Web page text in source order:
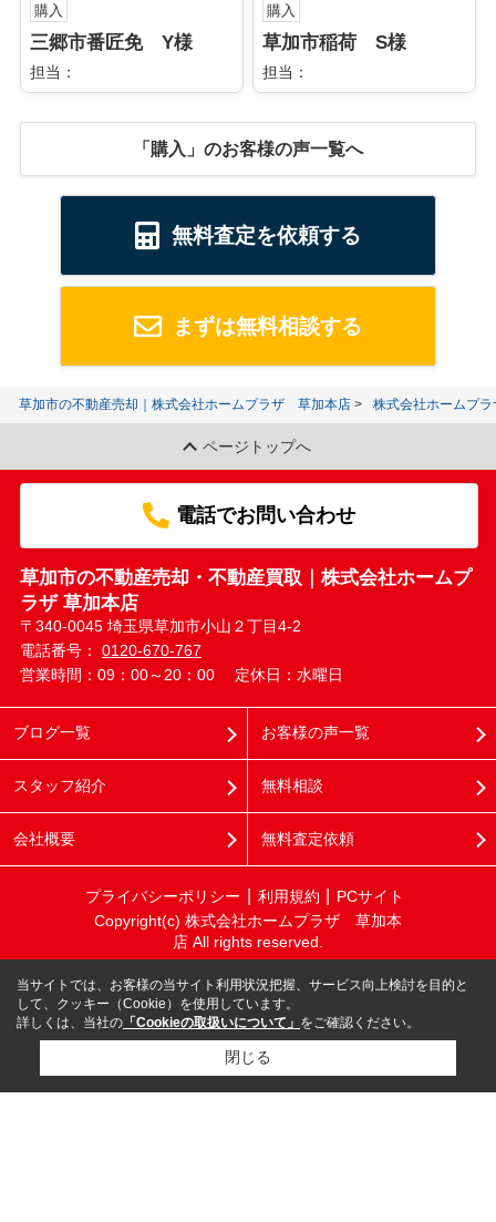
購入
三郷市番匠免 Y様
担当：
購入
草加市稲荷 S様
担当：
「購入」のお客様の声一覧へ
無料査定を依頼する
まずは無料相談する
草加市の不動産売却｜株式会社ホームプラザ 草加本店 株式会社ホームプ
ページトップへ
電話でお問い合わせ
草加市の不動産売却・不動産買取｜株式会社ホームプ
ラザ 草加本店
〒340-0045 埼玉県草加市小山２丁目4-2
電話番号： 0120-670-767
営業時間：09：00～20：00
定休日：水曜日
ブログ一覧
スタッフ紹介
会社概要
お客様の声一覧
無料相談
無料査定依頼
プライバシーポリシー 利用規約
PCサイト
Copyright(c) 株式会社ホームプラザ 草加本
店 All rights reserved.
当サイトでは、お客様の当サイト利用状況把握、サービス向上検討を目的と
して、クッキー（Cookie）を使用しています。
詳しくは、当社の 「Cookieの取扱いについて」 をご確認ください。
閉じる